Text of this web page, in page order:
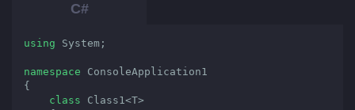
using System;
namespace ConsoleApplication1
{
class Class1<T>